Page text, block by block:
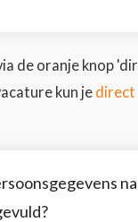
de oranje knop
kun je direct